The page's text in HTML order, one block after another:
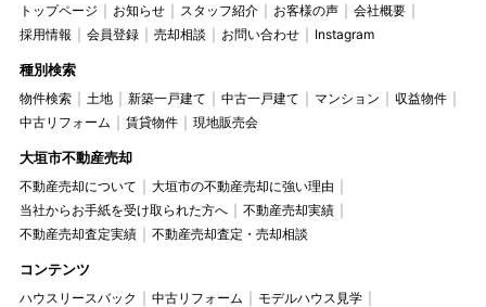
トップページ お知らせ スタッフ紹介 お客様の声
会社概要
採用情報
会員登録 売却相談 お問い合わせ Instagram
種別検索
物件検索 土地 新築一戸建て 中古一戸建て マンション
収益物件
中古リフォーム
賃貸物件 現地販売会
大垣市不動産売却
不動産売却について
大垣市の不動産売却に強い理由
当社からお手紙を受け取られた方へ
不動産売却実績
不動産売却査定実績
不動産売却査定・売却相談
コンテンツ
ハウスリースバック 中古リフォーム
モデルハウス見学